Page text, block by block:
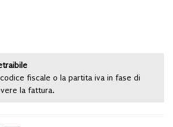
fiscale o la partita iva in fase di
la fattura.